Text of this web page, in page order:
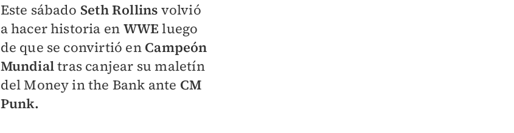
Este sábado Seth Rollins volvió
a hacer historia en WWEluego
de que se convirtió en Campeón
Mundialtras canjear su maletín
del Money in the Bank ante CM
Punk.